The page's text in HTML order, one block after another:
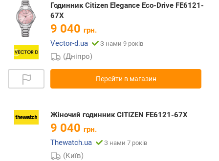
Годинник Citizen Elegance Eco-Drive FE6121-
67X
9 040 грн.
Vector-d.ua
З нами 9 років
(Дніпро)
Перейти в магазин
Жіночий годинник CITIZEN FE6121-67X
9 040 грн.
Thewatch.ua
З нами 7 років
(Київ)